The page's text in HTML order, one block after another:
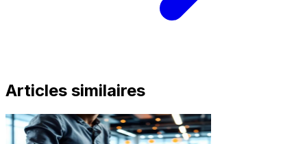
Articles similaires